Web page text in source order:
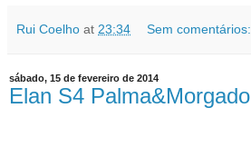
Rui Coelho at 23:34 Sem comentários:
sábado, 15 de fevereiro de 2014
Elan S4 Palma&Morgado